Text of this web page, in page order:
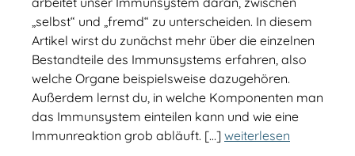
„selbst“ und „fremd“ zu unterscheiden. In diesem
Artikel wirst du zunächst mehr über die einzelnen
Bestandteile des Immunsystems erfahren, also
welche Organe beispielsweise dazugehören.
Außerdem lernst du, in welche Komponenten man
das Immunsystem einteilen kann und wie eine
Immunreaktion grob abläuft. […] weiterlesen